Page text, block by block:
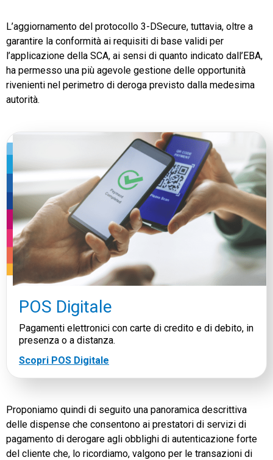
L’aggiornamento del protocollo 3-DSecure, tuttavia, oltre a
garantire la conformità ai requisiti di base validi per
l’applicazione della SCA, ai sensi di quanto indicato dall’EBA,
ha permesso una più agevole gestione delle opportunità
rivenienti nel perimetro di deroga previsto dalla medesima
autorità.
POS Digitale
Pagamenti elettronici con carte di credito e di debito, in
presenza o a distanza.
Scopri POS Digitale
Proponiamo quindi di seguito una panoramica descrittiva
delle dispense che consentono ai prestatori di servizi di
pagamento di derogare agli obblighi di autenticazione forte
del cliente che, lo ricordiamo, valgono per le transazioni di